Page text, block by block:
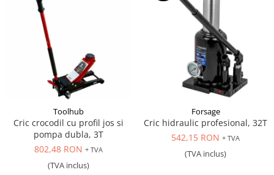
Toolhub
Cric crocodil cu profil jos si
pompa dubla, 3T
802,48 RON + TVA
(TVA inclus)
Forsage
Cric hidraulic profesional, 32T
542,15 RON + TVA
(TVA inclus)